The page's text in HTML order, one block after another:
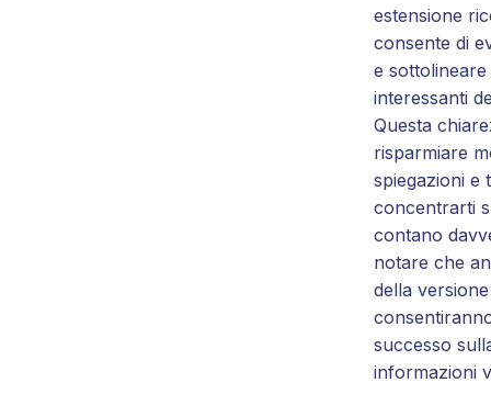
estensione
consente di
e
interessanti
Questa
risparmiare
spiegazioni e
concentrarti
contano
notare che
della
successo
informazioni